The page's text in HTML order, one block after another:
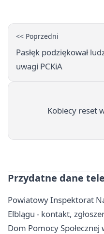
<< Poprzedni
Pasłęk podziękował
uwagi PCKiA
Kobiecy reset
Przydatne dane
Powiatowy Inspektorat
Elblągu - kontakt,
Dom Pomocy